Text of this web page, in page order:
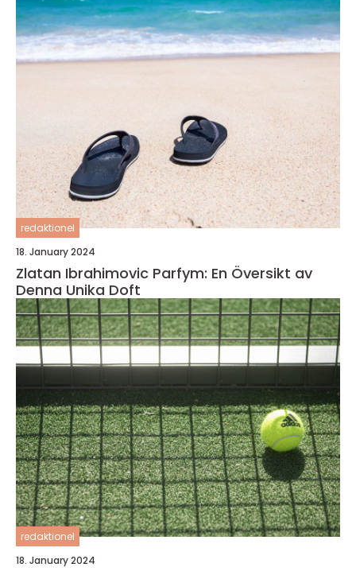
redaktionel
18. January 2024
Zlatan Ibrahimovic Parfym: En Översikt av
Denna Unika Doft
redaktionel
18. January 2024